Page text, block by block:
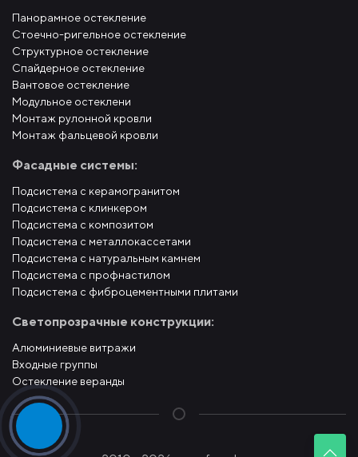
Панорамное остекление
Стоечно-ригельное остекление
Структурное остекление
Спайдерное остекление
Вантовое остекление
Модульное остеклени
Монтаж рулонной кровли
Монтаж фальцевой кровли
Фасадные системы:
Подсистема с керамогранитом
Подсистема с клинкером
Подсистема с композитом
Подсистема с металлокассетами
Подсистема с натуральным камнем
Подсистема с профнастилом
Подсистема с фиброцементными плитами
Светопрозрачные конструкции:
Алюминиевые витражи
Входные группы
Остекление веранды